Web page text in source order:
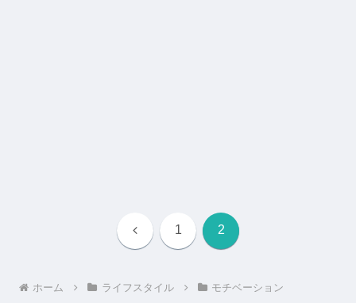
前 1 2
ホーム ライフスタイル モチベーション